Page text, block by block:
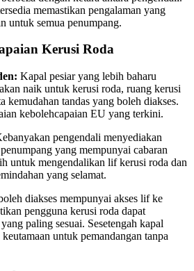
memastikan pengalaman yang
untuk semua penumpang.
Kerusi Roda
Kapal pesiar yang lebih baharu
naik untuk kerusi roda, ruang kerusi
kemudahan tandas yang boleh diakses.
kebolehcapaian EU yang terkini.
pengendali menyediakan
yang mempunyai cabaran
untuk mengendalikan lif kerusi roda dan
yang selamat.
diakses mempunyai akses lif ke
pengguna kerusi roda dapat
paling sesuai. Sesetengah kapal
untuk pemandangan tanpa